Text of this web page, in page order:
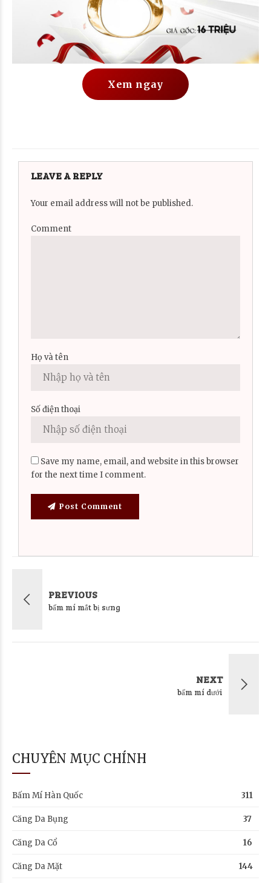
Xem ngay
LEAVE A REPLY
Your email address will not be published.
Comment
Họ và tên
Số điện thoại
Save my name, email, and website in this browser
for the next time I comment.
Post Comment
PREVIOUS
bấm mí mắt bị sưng
NEXT
bấm mí dưới
CHUYÊN MỤC CHÍNH
Bấm Mí Hàn Quốc 311
Căng Da Bụng 37
Căng Da Cổ 16
Căng Da Mặt 144